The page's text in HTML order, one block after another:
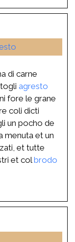
di carne
agresto
fore le grane
coli dicti
un pocho de
menuta et un
et tutte
et colbrodo